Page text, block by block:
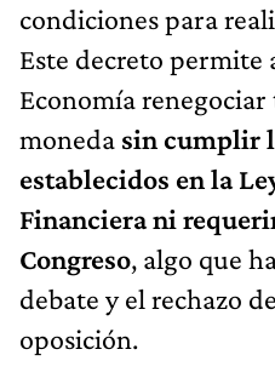
condiciones para
Este decreto
Economía
moneda sin cumplir
establecidos en la
Financiera ni
Congreso, algo que
debate y el rechazo
oposición.